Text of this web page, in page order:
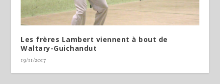
Les frères Lambert viennent à bout de
Waltary-Guichandut
19/11/2017